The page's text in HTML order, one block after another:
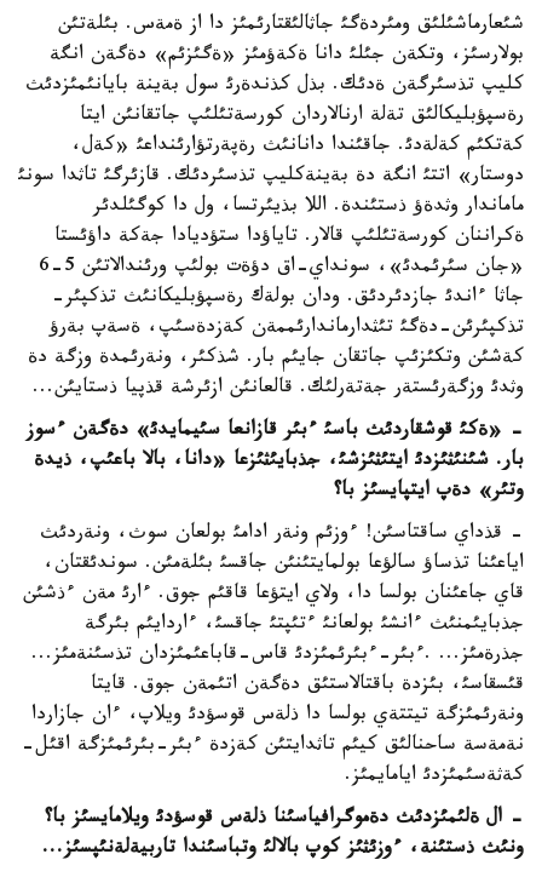
شئعارماشئلئق ومئردةگئ جاثالئقتارئمئز دا از ةمةس. بئلةتئن
بولارسئز، وتكةن جئلئ دانا ةكةؤمئز «ةگئزئم» دةگةن انگة
كليپ تذسئرگةن ةدئك. بذل كذندةرئ سول بةينة بايانئمئزدئث
رةسپؤبليكالئق تةلة ارنالاردان كورسةتئلئپ جاتقانئن ايتا
كةتكئم كةلةدئ. جاقئندا دانانئث رةپةرتؤارئنداعئ «كةل،
دوستار» اتتئ انگة دة بةينةكليپ تذسئردئك. قازئرگئ تاثدا سونئ
ماماندار وثدةؤ ذستئندة. اللا بذيئرتسا، ول دا كوگئلدئر
ةكراننان كورسةتئلئپ قالار. تاياؤدا ستؤديادا جةكة داؤئستا
«جان سئرئمدئ»، سونداي-اق دؤةت بولئپ ورئندالاتئن 5-6
جاثا ءاندئ جازدئردئق. ودان بولةك رةسپؤبليكانئث تذكپئر-
تذكپئرئن-دةگئ تئثدارماندارئممةن كةزدةسئپ، ةسةپ بةرؤ
كةشئن وتكئزئپ جاتقان جايئم بار. شذكئر، ونةرئمدة وزگة دة
وثدئ وزگةرئستةر جةتةرلئك. قالعانئن ازئرشة قذپيا ذستايئن...
- «ةكئ قوشقاردئث باسئ ءبئر قازانعا سئيمايدئ» دةگةن ءسوز
بار. شئنئثئزدئ ايتئثئزشئ، جذبايئثئزعا «دانا، بالا باعئپ، ذيدة
وتئر» دةپ ايتپايسئز با؟
- قذداي ساقتاسئن! ءوزئم ونةر ادامئ بولعان سوث، ونةردئث
اياعئنا تذساؤ سالؤعا بولمايتئنئن جاقسئ بئلةمئن. سوندئقتان،
قاي جاعئنان بولسا دا، ولاي ايتؤعا قاقئم جوق. ءارئ مةن ءذشئن
جذبايئمنئث ءانشئ بولعانئ ءتئپتئ جاقسئ، ءاردايئم بئرگة
جذرةمئز... .ءبئر-ءبئرئمئزدئ قاس-قاباعئمئزدان تذسئنةمئز...
قئسقاسئ، بئزدة باقتالاستئق دةگةن اتئمةن جوق. قايتا
ونةرئمئزگة تيتتةي بولسا دا ذلةس قوسؤدئ ويلاپ، ءان جازاردا
نةمةسة ساحنالئق كيئم تاثدايتئن كةزدة ءبئر-بئرئمئزگة اقئل-
كةثةسئمئزدئ ايامايمئز.
- ال ةلئمئزدئث دةموگرافياسئنا ذلةس قوسؤدئ ويلامايسئز با؟
ونئث ذستئنة، ءوزئثئز كوپ بالالئ وتباسئندا تاربيةلةنئپسئز...